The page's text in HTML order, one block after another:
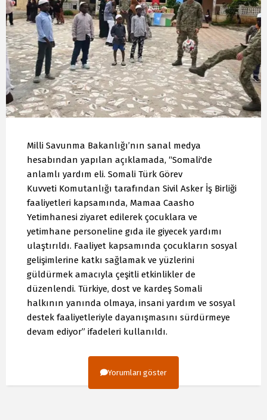
Milli Savunma Bakanlığı’nın sanal medya
hesabından yapılan açıklamada, “Somali'de
anlamlı yardım eli. Somali Türk Görev
Kuvveti Komutanlığı tarafından Sivil Asker İş Birliği
faaliyetleri kapsamında, Mamaa Caasho
Yetimhanesi ziyaret edilerek çocuklara ve
yetimhane personeline gıda ile giyecek yardımı
ulaştırıldı. Faaliyet kapsamında çocukların sosyal
gelişimlerine katkı sağlamak ve yüzlerini
güldürmek amacıyla çeşitli etkinlikler de
düzenlendi. Türkiye, dost ve kardeş Somali
halkının yanında olmaya, insani yardım ve sosyal
destek faaliyetleriyle dayanışmasını sürdürmeye
devam ediyor” ifadeleri kullanıldı.
Yorumları göster